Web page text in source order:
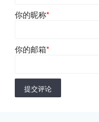
你的昵称*
你的邮箱*
提交评论